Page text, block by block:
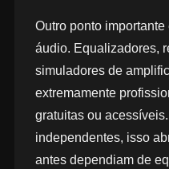
Outro ponto
áudio. Equalizadores,
simuladores de
extremamente
gratuitas ou
independentes, isso
antes dependiam de